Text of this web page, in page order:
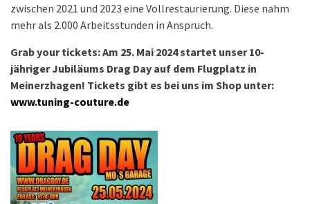
zwischen 2021 und 2023 eine Vollrestaurierung. Diese nahm
mehr als 2.000 Arbeitsstunden in Anspruch.
Grab your tickets: Am 25. Mai 2024 startet unser 10-
jähriger Jubiläums Drag Day auf dem Flugplatz in
Meinerzhagen! Tickets gibt es bei uns im Shop unter:
www.tuning-couture.de